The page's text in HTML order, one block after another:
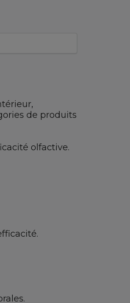
de produits
olfactive.